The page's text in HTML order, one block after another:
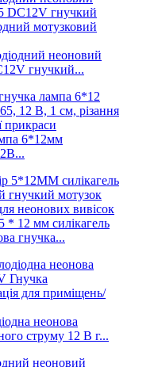
неоновий
гнучкий...
6*12мм
* 12 мм силікагель
гнучка...
неонова
струму 12 В г...